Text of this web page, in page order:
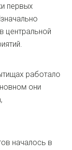
первых
центральной
работало
они
началось в